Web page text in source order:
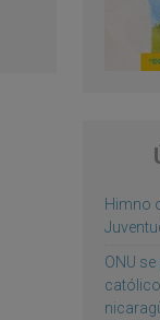
Himno
ONU